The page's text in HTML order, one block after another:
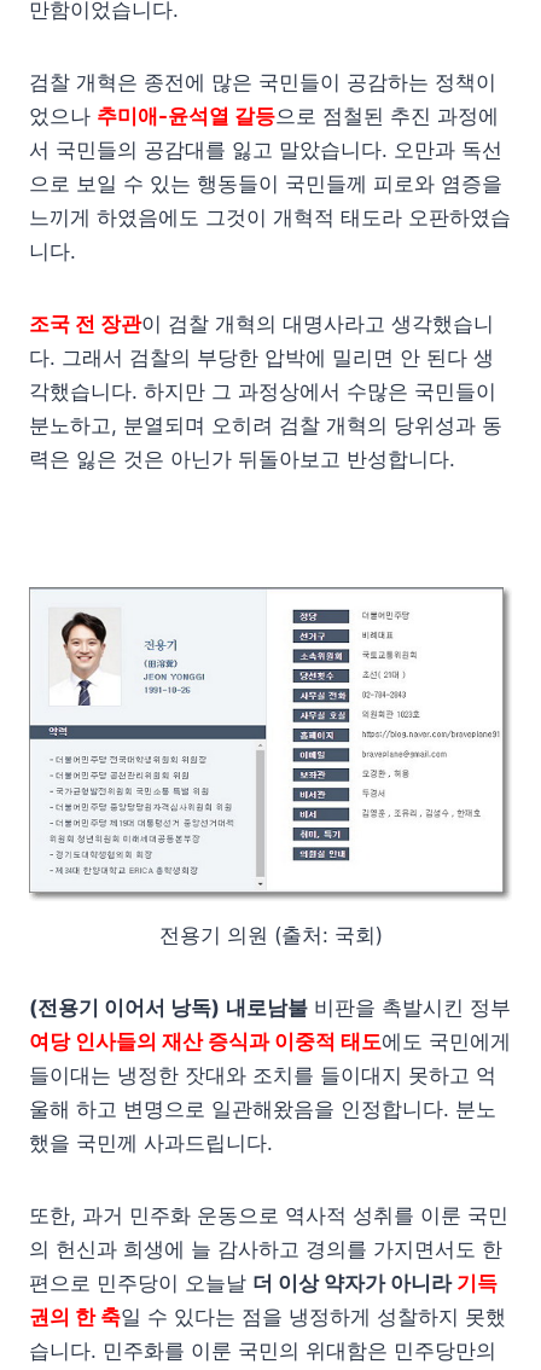
만함이었습니다.
검찰 개혁은 종전에 많은 국민들이 공감하는 정책이
었으나 추미애-윤석열 갈등으로 점철된 추진 과정에
서 국민들의 공감대를 잃고 말았습니다. 오만과 독선
으로 보일 수 있는 행동들이 국민들께 피로와 염증을
느끼게 하였음에도 그것이 개혁적 태도라 오판하였습
니다.
조국 전 장관이 검찰 개혁의 대명사라고 생각했습니
다. 그래서 검찰의 부당한 압박에 밀리면 안 된다 생
각했습니다. 하지만 그 과정상에서 수많은 국민들이
분노하고, 분열되며 오히려 검찰 개혁의 당위성과 동
력은 잃은 것은 아닌가 뒤돌아보고 반성합니다.
전용기 의원 (출처: 국회)
(전용기 이어서 낭독) 내로남불 비판을 촉발시킨 정부
여당 인사들의 재산 증식과 이중적 태도에도 국민에게
들이대는 냉정한 잣대와 조치를 들이대지 못하고 억
울해 하고 변명으로 일관해왔음을 인정합니다. 분노
했을 국민께 사과드립니다.
또한, 과거 민주화 운동으로 역사적 성취를 이룬 국민
의 헌신과 희생에 늘 감사하고 경의를 가지면서도 한
편으로 민주당이 오늘날 더 이상 약자가 아니라 기득
권의 한 축일 수 있다는 점을 냉정하게 성찰하지 못했
습니다. 민주화를 이룬 국민의 위대함은 민주당만의